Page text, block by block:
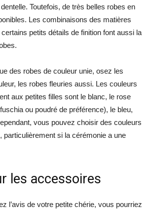
Toutefois, de très belles robes en
Les combinaisons des matières
petits détails de finition font aussi la
des robes de couleur unie, osez les
les robes fleuries aussi. Les couleurs
aux petites filles sont le blanc, le rose
ou poudré de préférence), le bleu,
vous pouvez choisir des couleurs
particulièrement si la cérémonie a une
les accessoires
l’avis de votre petite chérie, vous pourriez